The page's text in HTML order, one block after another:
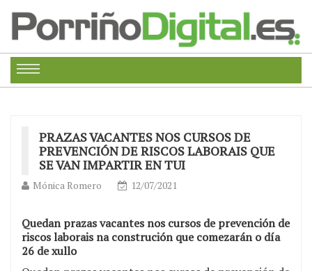
PRAZAS VACANTES NOS CURSOS DE
PREVENCIÓN DE RISCOS LABORAIS QUE
SE VAN IMPARTIR EN TUI
Mónica Romero 12/07/2021
Quedan prazas vacantes nos cursos de prevención de
riscos laborais na construción que comezarán o día
26 de xullo